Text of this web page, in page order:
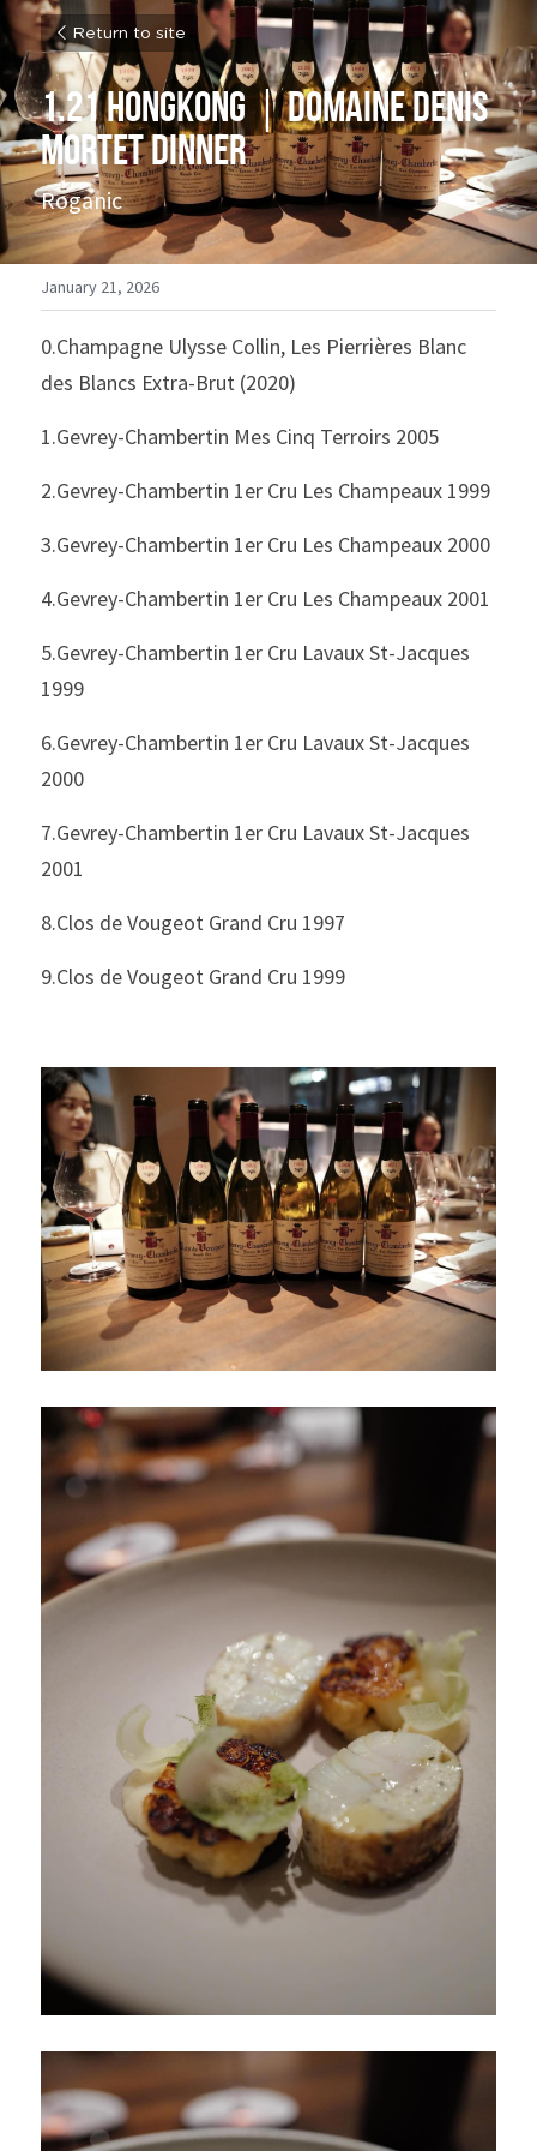
Return to site
1.21 Hongkong｜Domaine Denis
Mortet Dinner
Roganic
January 21, 2026
0.Champagne Ulysse Collin, Les Pierrières Blanc
des Blancs Extra-Brut (2020)
1.Gevrey-Chambertin Mes Cinq Terroirs 2005
2.Gevrey-Chambertin 1er Cru Les Champeaux 1999
3.Gevrey-Chambertin 1er Cru Les Champeaux 2000
4.Gevrey-Chambertin 1er Cru Les Champeaux 2001
5.Gevrey-Chambertin 1er Cru Lavaux St-Jacques
1999
6.Gevrey-Chambertin 1er Cru Lavaux St-Jacques
2000
7.Gevrey-Chambertin 1er Cru Lavaux St-Jacques
2001
8.Clos de Vougeot Grand Cru 1997
9.Clos de Vougeot Grand Cru 1999